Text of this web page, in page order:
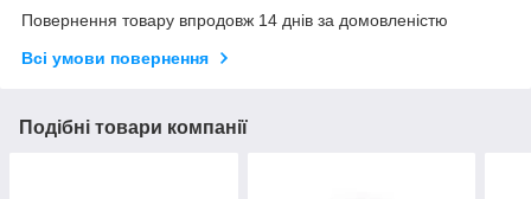
Повернення товару впродовж 14 днів за домовленістю
Всі умови повернення
Подібні товари компанії